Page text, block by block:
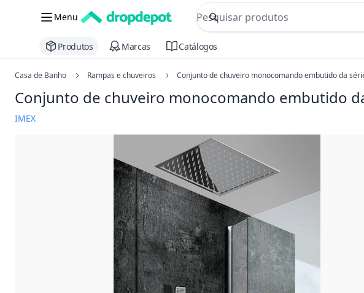
Menu
commerce search no header
Procurar
Produtos Marcas Catálogos
Casa de Banho Rampas e chuveiros Conjunto de chuveiro monocomando embutido da
Conjunto de chuveiro monocomando embutido
IMEX